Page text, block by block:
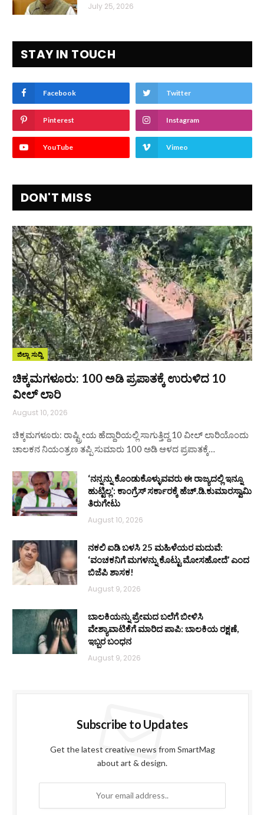
July 25, 2026
STAY IN TOUCH
Facebook Twitter
Pinterest Instagram
YouTube Vimeo
DON'T MISS
ಜಿಲ್ಲಾ ಸುದ್ದಿ
ಚಿಕ್ಕಮಗಳೂರು: 100 ಅಡಿ ಪ್ರಪಾತಕ್ಕೆ ಉರುಳಿದ 10
ವೀಲ್ ಲಾರಿ
August 10, 2026
ಚಿಕ್ಕಮಗಳೂರು: ರಾಷ್ಟ್ರೀಯ ಹೆದ್ದಾರಿಯಲ್ಲಿ ಸಾಗುತ್ತಿದ್ದ 10 ವೀಲ್ ಲಾರಿಯೊಂದು
ಚಾಲಕನ ನಿಯಂತ್ರಣ ತಪ್ಪಿ ಸುಮಾರು 100 ಅಡಿ ಆಳದ ಪ್ರಪಾತಕ್ಕೆ…
‘ನನ್ನನ್ನು ಕೊಂಡುಕೊಳ್ಳುವವರು ಈ ರಾಜ್ಯದಲ್ಲಿ ಇನ್ನೂ
ಹುಟ್ಟಿಲ್ಲ’: ಕಾಂಗ್ರೆಸ್ ಸರ್ಕಾರಕ್ಕೆ ಹೆಚ್.ಡಿ.ಕುಮಾರಸ್ವಾಮಿ
ತಿರುಗೇಟು
August 10, 2026
ನಕಲಿ ಐಡಿ ಬಳಸಿ 25 ಮಹಿಳೆಯರ ಮದುವೆ:
‘ವಂಚಕನಿಗೆ ಮಗಳನ್ನು ಕೊಟ್ಟು ಮೋಸಹೋದೆ’ ಎಂದ
ಬಿಜೆಪಿ ಶಾಸಕ!
August 9, 2026
ಬಾಲಕಿಯನ್ನು ಪ್ರೇಮದ ಬಲೆಗೆ ಬೀಳಿಸಿ
ವೇಶ್ಯಾವಾಟಿಕೆಗೆ ಮಾರಿದ ಪಾಪಿ: ಬಾಲಕಿಯ ರಕ್ಷಣೆ,
ಇಬ್ಬರ ಬಂಧನ
August 9, 2026
Subscribe to Updates
Get the latest creative news from SmartMag
about art & design.